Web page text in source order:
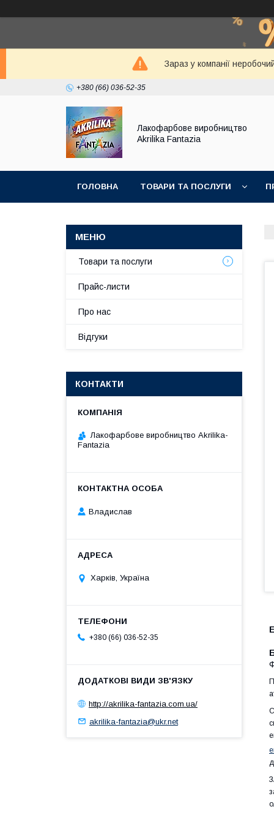
Зараз у компанії
+380 (66) 036-52-35
Лакофарбове виробництво
Akrilika Fantazia
ГОЛОВНА ТОВАРИ ТА ПОСЛУГИ
Товари та послуги
Прайс-листи
Про нас
Відгуки
КОНТАКТИ
Лакофарбове виробництво Akrilika-
Fantazia
Владислав
Харків, Україна
+380 (66) 036-52-35
http://akrilika-fantazia.com.ua/
akrilika-fantazia@ukr.net